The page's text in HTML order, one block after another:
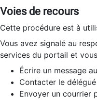
Voies de recours
Cette procédure est à
Vous avez signalé au
services du portail et
Écrire un message
Contacter le
Envoyer un courrier